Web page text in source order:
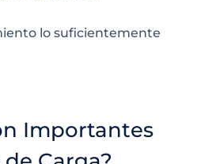
lo suficientemente
Importantes